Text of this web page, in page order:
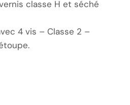
classe H et séché
4 vis – Classe 2 –